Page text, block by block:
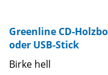
Greenline CD-
oder USB-Stick
Birke hell